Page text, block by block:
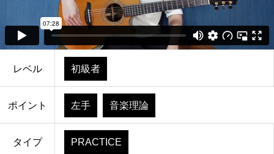
レベル 初級者
ポイント 左手 音楽理論
タイプ PRACTICE